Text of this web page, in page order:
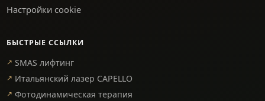
Настройки cookie
БЫСТРЫЕ ССЫЛКИ
SMAS лифтинг
Итальянский лазер CAPELLO
Фотодинамическая терапия